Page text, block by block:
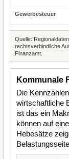
Quelle:
rechtsverbindliche
Finanzamt.
Kommunale
Die
wirtschaftliche
ist das ein
können auf
Hebesätze